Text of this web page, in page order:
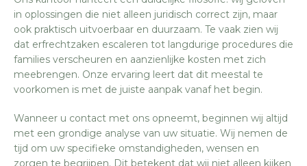
in oplossingen die niet alleen juridisch correct zijn, maar
ook praktisch uitvoerbaar en duurzaam. Te vaak zien wij
dat erfrechtzaken escaleren tot langdurige procedures die
families verscheuren en aanzienlijke kosten met zich
meebrengen. Onze ervaring leert dat dit meestal te
voorkomen is met de juiste aanpak vanaf het begin.
Wanneer u contact met ons opneemt, beginnen wij altijd
met een grondige analyse van uw situatie. Wij nemen de
tijd om uw specifieke omstandigheden, wensen en
zorgen te begrijpen. Dit betekent dat wij niet alleen kijken